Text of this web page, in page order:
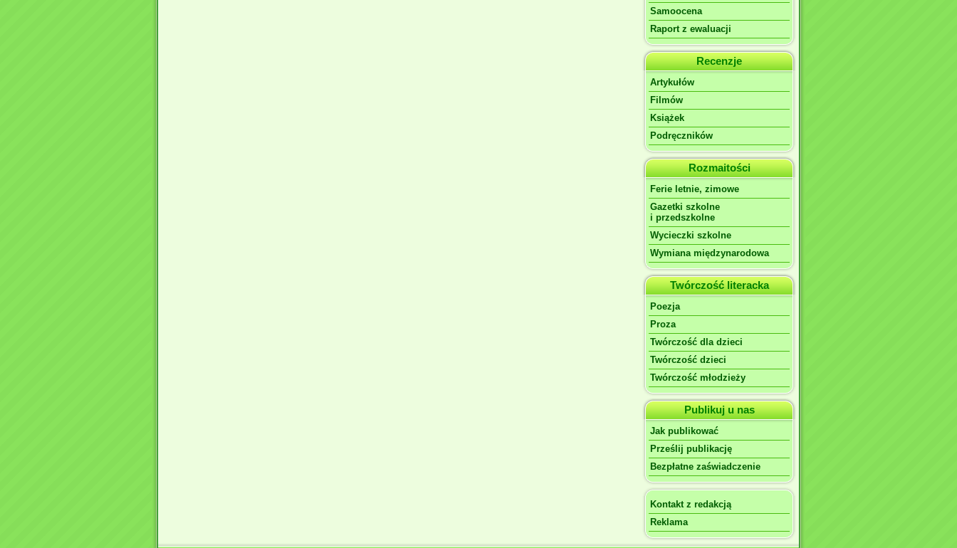
Samoocena
Raport z ewaluacji
Recenzje
Artykułów
Filmów
Książek
Podręczników
Rozmaitości
Ferie letnie, zimowe
Gazetki szkolne
i przedszkolne
Wycieczki szkolne
Wymiana międzynarodowa
Twórczość literacka
Poezja
Proza
Twórczość dla dzieci
Twórczość dzieci
Twórczość młodzieży
Publikuj u nas
Jak publikować
Prześlij publikację
Bezpłatne zaświadczenie
Kontakt z redakcją
Reklama